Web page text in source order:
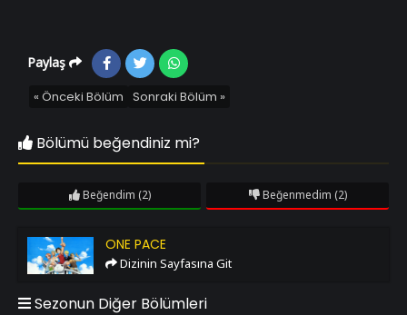
Paylaş
« Önceki Bölüm Sonraki Bölüm »
Bölümü beğendiniz mi?
Beğendim (2) Beğenmedim (2)
One Pace ONE PACE
Dizinin Sayfasına Git
Sezonun Diğer Bölümleri